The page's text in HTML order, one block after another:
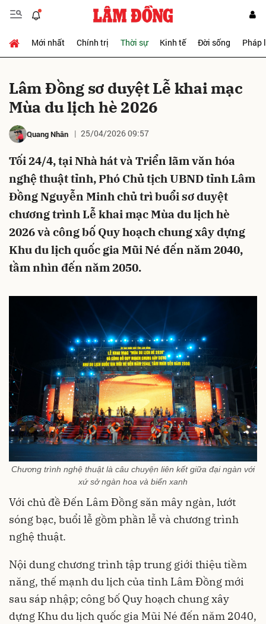
Mới nhất Chính trị Thời sự Kinh tế Đời sống Pháp
Lâm Đồng sơ duyệt Lễ khai mạc
Mùa du lịch hè 2026
Quang Nhân 25/04/2026 09:57
Tối 24/4, tại Nhà hát và Triển lãm văn hóa
nghệ thuật tỉnh, Phó Chủ tịch UBND tỉnh Lâm
Đồng Nguyễn Minh chủ trì buổi sơ duyệt
chương trình Lễ khai mạc Mùa du lịch hè
2026 và công bố Quy hoạch chung xây dựng
Khu du lịch quốc gia Mũi Né đến năm 2040,
tầm nhìn đến năm 2050.
Chương trình nghệ thuật là câu chuyện liên kết giữa đại ngàn với
xứ sở ngàn hoa và biển xanh
Với chủ đề Đến Lâm Đồng săn mây ngàn, lướt
sóng bạc, buổi lễ gồm phần lễ và chương trình
nghệ thuật.
Nội dung chương trình tập trung giới thiệu tiềm
năng, thế mạnh du lịch của tỉnh Lâm Đồng mới
sau sáp nhập; công bố Quy hoạch chung xây
dựng Khu du lịch quốc gia Mũi Né đến năm 2040,
Gửi bình luận
Hủy Gửi